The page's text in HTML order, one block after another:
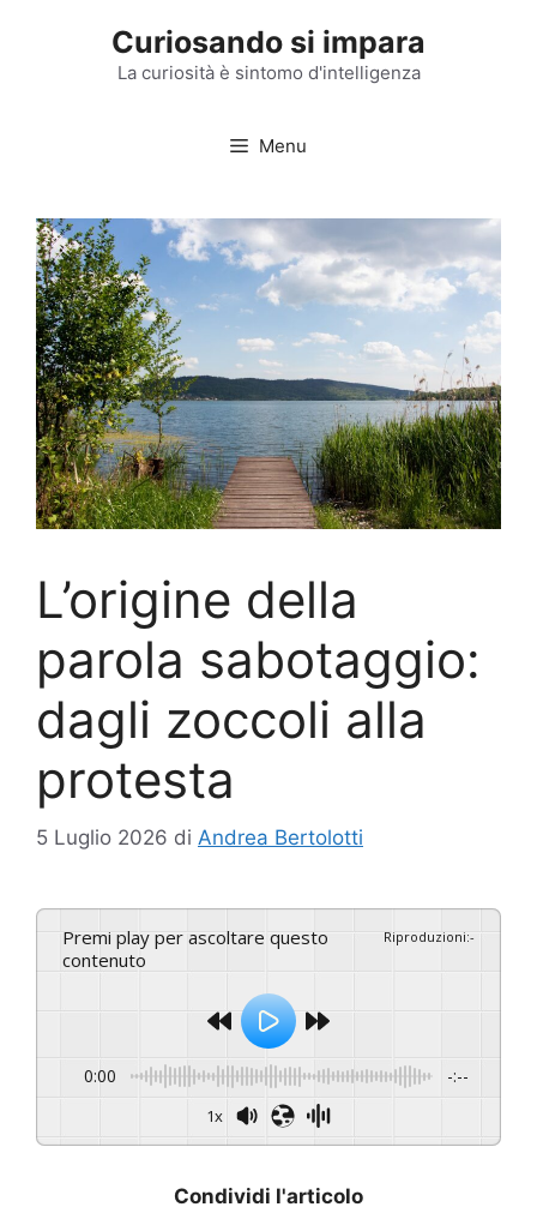
Curiosando si impara
La curiosità è sintomo d'intelligenza
Menu
L’origine della
parola sabotaggio:
dagli zoccoli alla
protesta
5 Luglio 2026 di Andrea Bertolotti
Premi play per ascoltare questo
contenuto
Riproduzioni:-
0:00 -:--
1x
Condividi l'articolo